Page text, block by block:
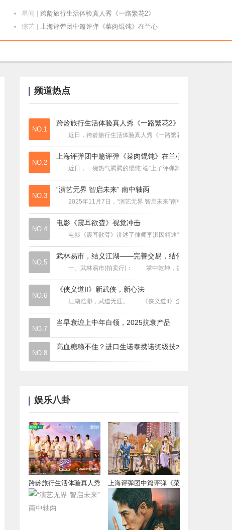
星闻
跨龄旅行生活体验真人秀《一路繁花2》
综艺
上海评弹团中篇评弹《菜肉馄饨》在兰心
星闻|“演艺无界 智启未来” 南中轴两
星闻|护肝片哪个牌子好？2025十大排名出
星闻|肝区胀闷/隐痛？2025十大护肝片权
星闻|2025十大护肝产品评测报告：科学选
2025培育钻品牌终极推荐：谁能真正
星闻
定制钻戒不想踩坑？2025年五大品牌
星闻|宝藏清单大揭秘！高性价比定制钻戒品牌
星闻|高尿酸血症如何逆转？从“单点降酸”到
降尿酸保健品哪个牌子好？从成分到技术
降尿酸保健品哪个好？从成分到技术，深
星闻|美国功能医学研究院(IFM)推荐的最
星闻|2025减肥代餐深度拆解：高效燃脂+
频道热点
NO.1
跨龄旅行生活体验真人秀《一路繁花2》
近日，跨龄旅行生活体验真人秀《一路繁花2》正式开播。旅程
NO.2
上海评弹团中篇评弹《菜肉馄饨》在兰心
近日，一碗热气腾腾的馄饨“端”上了评弹舞台——上海评弹团
NO.3
“演艺无界 智启未来” 南中轴两
2025年11月7日，“演艺无界 智启未来”南中轴元宇宙产业服
NO.4
电影《震耳欲聋》视觉冲击
电影《震耳欲聋》讲述了律师李淇因精通手语而卷入一场针对
NO.5
武林易市，结义江湖——完善交易，结伴
一、武林易市(拍卖行)： 掌中乾坤，货通天下。 当年你我于
NO.6
《侠义道II》新武侠，新心法
江湖浩渺，武道无涯。 《侠义道II》全新心法系统将各派武
NO.7
当早衰缠上中年白领，2025抗衰产品
NO.8
高血糖稳不住？进口生诺泰携诺奖级技术
娱乐八卦
跨龄旅行生活体验真人秀
《一路繁花2》
上海评弹团中篇评弹《菜
肉馄饨》在兰心